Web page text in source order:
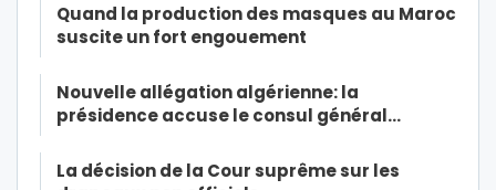
Quand la production des masques au Maroc
suscite un fort engouement
Nouvelle allégation algérienne: la
présidence accuse le consul général…
La décision de la Cour suprême sur les